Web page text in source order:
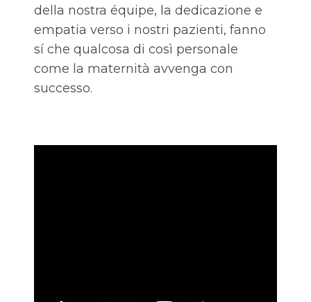
della nostra équipe, la dedicazione e
empatia verso i nostri pazienti, fanno
sí che qualcosa di così personale
come la maternità avvenga con
successo.